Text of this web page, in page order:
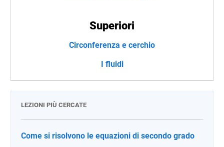
Superiori
Circonferenza e cerchio
I fluidi
LEZIONI PIÙ CERCATE
Come si risolvono le equazioni di secondo grado